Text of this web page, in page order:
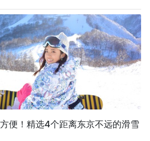
便！精选4个距离东京不远的滑雪